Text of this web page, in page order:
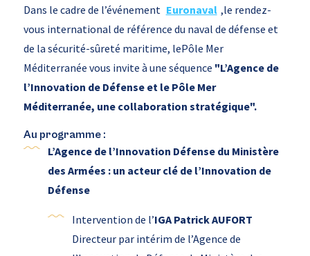
Dans le cadre de l’événement Euronaval ,le rendez-
vous international de référence du naval de défense et
de la sécurité-sûreté maritime, lePôle Mer
Méditerranée vous invite à une séquence "L’Agence de
l’Innovation de Défense et le Pôle Mer
Méditerranée, une collaboration stratégique".
Au programme :
L’Agence de l’Innovation Défense du Ministère
des Armées : un acteur clé de l’Innovation de
Défense
Intervention de l’IGA Patrick AUFORT
Directeur par intérim de l’Agence de